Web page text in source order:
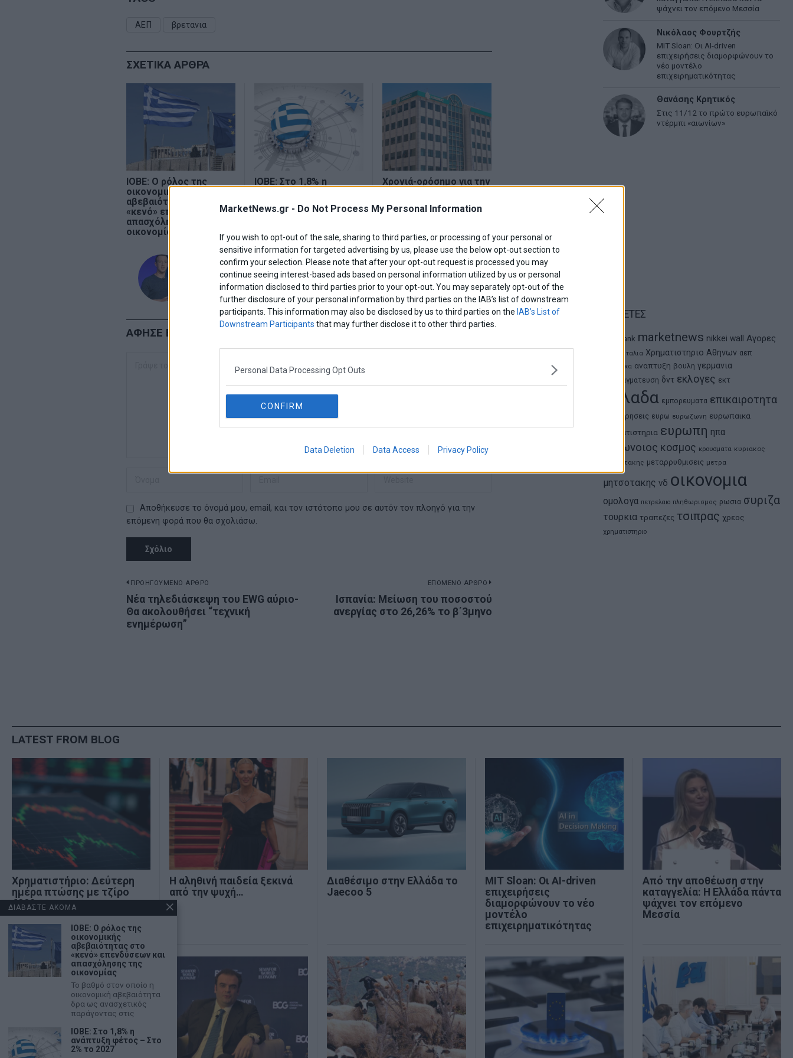
MarketNews.gr - Do Not Process My Personal Information
If you wish to opt-out of the sale, sharing to third parties, or processing of your personal or
sensitive information for targeted advertising by us, please use the below opt-out section to
confirm your selection. Please note that after your opt-out request is processed you may
continue seeing interest-based ads based on personal information utilized by us or personal
information disclosed to third parties prior to your opt-out. You may separately opt-out of the
further disclosure of your personal information by third parties on the IAB’s list of downstream
participants. This information may also be disclosed by us to third parties on the IAB’s List of
Downstream Participants that may further disclose it to other third parties.
Personal Data Processing Opt Outs
CONFIRM
Data Deletion Data Access Privacy Policy
ΑΕΠ βρετανια
ΣΧΕΤΙΚΑ ΑΡΘΡΑ
ΙΟΒΕ: Ο ρόλος της
οικονομικής
αβεβαιότητας στο
«κενό» επενδύσεων και
απασχόλησης της
οικονομίας
ΙΟΒΕ: Στο 1,8% η
Χρονιά-ορόσημο για την
admin
ΑΦΗΣΕ ΕΝΑ ΣΧΟΛΙΟ
Αποθήκευσε το όνομά μου, email, και τον ιστότοπο μου σε αυτόν τον πλοηγό για την
επόμενη φορά που θα σχολιάσω.
Πλοήγηση
άρθρων
ΠΡΟΗΓΟΥΜΕΝΟ ΑΡΘΡΟ
Previous
post:
Νέα τηλεδιάσκεψη του EWG αύριο-
Θα ακολουθήσει “τεχνική
ενημέρωση”
ΕΠΟΜΕΝΟ ΑΡΘΡΟ
Next
post:
Ισπανία: Μείωση του ποσοστού
ανεργίας στο 26,26% το β΄3μηνο
ψάχνει τον επόμενο Μεσσία
Νικόλαος Φουρτζής
MIT Sloan: Οι AI-driven
επιχειρήσεις διαμορφώνουν το
νέο μοντέλο
επιχειρηματικότητας
Θανάσης Κρητικός
Στις 11/12 το πρώτο ευρωπαϊκό
ντέρμπι «αιωνίων»
ΕΤΙΚΕΤΕΣ
eurobank marketnews nikkei wall
Αγορες
Ιταλια Χρηματιστηριο Αθηνων αεπ
αθλητικα αναπτυξη βουλη γερμανια
διαπραγματευση δντ εκλογες εκτ
ελλαδα εμπορευματα επικαιροτητα
επιχειρησεις ευρω ευρωζωνη ευρωπαικα
χρηματιστηρια ευρωπη ηπα
κορωνοιος κοσμος κρουσματα κυριακος
μητσοτακης μεταρρυθμισεις μετρα
μητσοτακης νδ οικονομια
ομολογα πετρελαιο πληθωρισμος ρωσια συριζα
τουρκια τραπεζες τσιπρας χρεος
χρηματιστηριο
LATEST FROM BLOG
Χρηματιστήριο: Δεύτερη
ημέρα πτώσης με τζίρο
€320 εκατ.
Η αληθινή παιδεία ξεκινά
από την ψυχή…
Διαθέσιμο στην Ελλάδα το
Jaecoo 5
MIT Sloan: Οι AI-driven
επιχειρήσεις
διαμορφώνουν το νέο
μοντέλο
επιχειρηματικότητας
Από την αποθέωση στην
καταγγελία: Η Ελλάδα πάντα
ψάχνει τον επόμενο
Μεσσία
ΔΙΑΒΑΣΤΕ ΑΚΟΜΑ
ΙΟΒΕ: Ο ρόλος της
οικονομικής
αβεβαιότητας στο
«κενό» επενδύσεων και
απασχόλησης της
οικονομίας
Το βαθμό στον οποίο η
οικονομική αβεβαιότητα
δρα ως ανασχετικός
παράγοντας στις
ΙΟΒΕ: Στο 1,8% η
ανάπτυξη φέτος – Στο
2% το 2027